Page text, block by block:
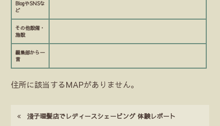
BlogやSNSな
ど
その他設備・
施設
編集部から一
言
住所に該当するMAPがありません。
淺子理髪店でレディースシェービング 体験レポート